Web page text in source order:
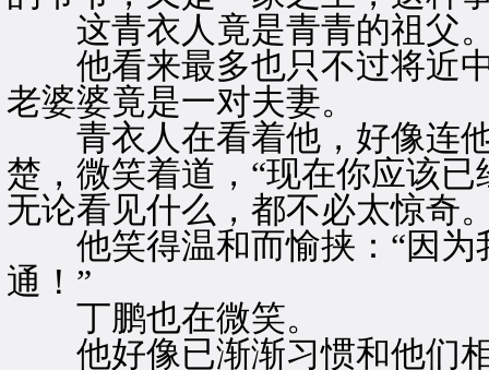
这青衣人竟是青青的祖父
他看来最多也只不过将近中
老婆婆竟是一对夫妻。
青衣人在看着他，好像连他
楚，微笑着道，“现在你应该
无论看见什么，都不必太惊奇
他笑得温和而愉挟：“因为
通！”
丁鹏也在微笑。
他好像已渐渐习惯和他们相